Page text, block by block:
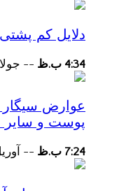
دلایل کم
4:34 ب.ظ -- جولای
عوارض
پوست و سایر
7:24 ب.ظ -- آوریل